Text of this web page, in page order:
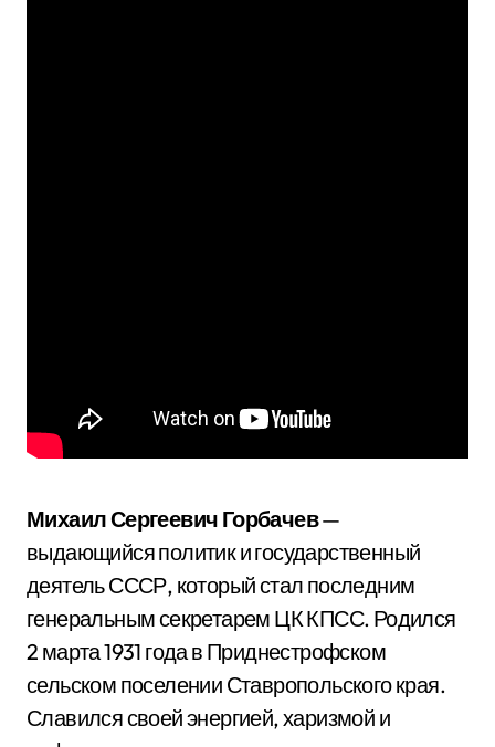
Михаил Сергеевич Горбачев—
выдающийся политик и государственный
деятель СССР, который стал последним
генеральным секретарем ЦК КПСС. Родился
2 марта 1931 года в Приднестрофском
сельском поселении Ставропольского края.
Славился своей энергией, харизмой и